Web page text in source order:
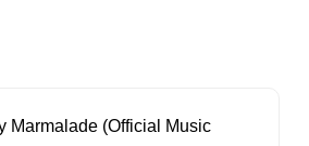
Marmalade (Official Music